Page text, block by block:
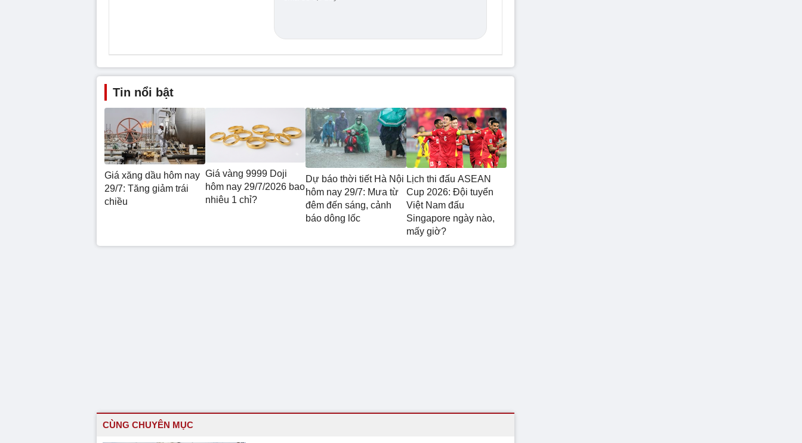
Tin nổi bật
Giá xăng dầu hôm nay
29/7: Tăng giảm trái
chiều
Giá vàng 9999 Doji
hôm nay 29/7/2026 bao
nhiêu 1 chỉ?
Dự báo thời tiết Hà Nội
hôm nay 29/7: Mưa từ
đêm đến sáng, cảnh
báo dông lốc
Lịch thi đấu ASEAN
Cup 2026: Đội tuyển
Việt Nam đấu
Singapore ngày nào,
mấy giờ?
CÙNG CHUYÊN MỤC